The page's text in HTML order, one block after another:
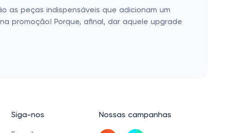
as peças indispensáveis que adicionam um
promoção! Porque, afinal, dar aquele upgrade
Siga-nos Nossas campanhas